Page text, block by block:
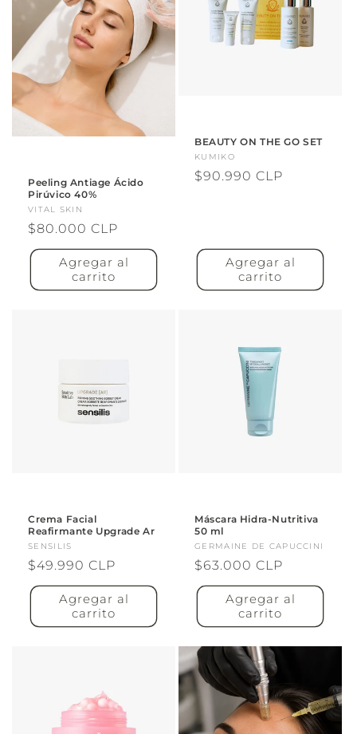
Peeling Antiage Ácido
Pirúvico 40%
Proveedor:
VITAL SKIN
Precio
habitual
$80.000 CLP
Agregar al
carrito
BEAUTY ON THE GO SET
Proveedor:
KUMIKO
Precio
$90.990 CLP
Agregar al
carrito
Crema Facial
Reafirmante Upgrade Ar
Proveedor:
SENSILIS
Precio
habitual
$49.990 CLP
Agregar al
carrito
Máscara Hidra-Nutritiva
50 ml
Proveedor:
GERMAINE DE CAPUCCINI
Precio
habitual
$63.000 CLP
Agregar al
carrito